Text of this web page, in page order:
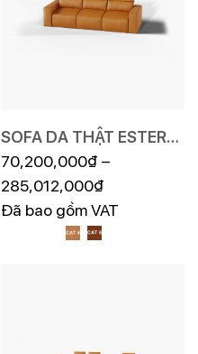
SOFA DA THẬT ESTEREL
EE87
70,200,000₫ –
285,012,000₫
Đã bao gồm VAT